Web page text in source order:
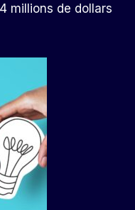
millions de dollars